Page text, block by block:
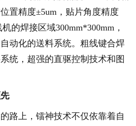
置精度±5um，贴片角度精度
的焊接区域300mm*300mm，
动化的送料系统。粗线键合焊
统，超强的直驱控制技术和图
上，镭神技术不仅依靠着自